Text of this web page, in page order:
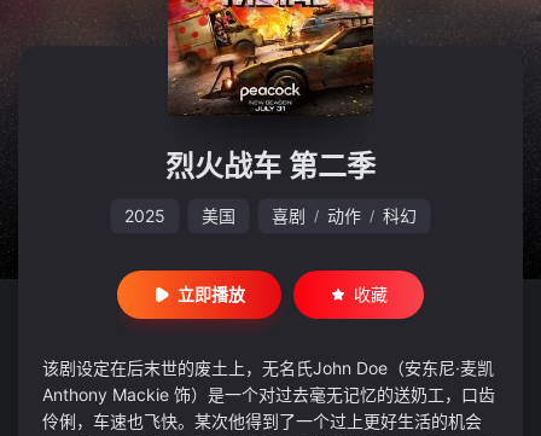
暂无观看影片的记录
烈火战车 第二季
2025 美国 喜剧 / 动作 / 科幻
立即播放 收藏
该剧设定在后末世的废土上，无名氏John Doe（安东尼·麦凯
Anthony Mackie 饰）是一个对过去毫无记忆的送奶工，口齿
伶俐，车速也飞快。某次他得到了一个过上更好生活的机会